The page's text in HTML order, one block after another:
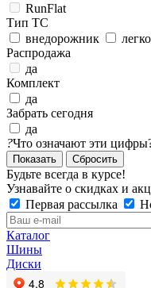
RunFlat
Тип ТС
внедорожник
Распродажа
да
Комплект
да
Забрать сегодня
да
?Что означают эти
Сбросить
Будьте всегда в курсе!
Узнавайте о скидках и
Первая рассылка
Каталог
Шины
Диски